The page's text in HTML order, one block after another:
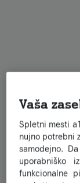
Vaša
Spletni mesti
nujno potrebni
samodejno.
uporabniško
funkcionalne